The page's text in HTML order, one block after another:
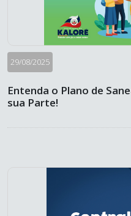
29/08/2025
Entenda o Plano de
sua Parte!